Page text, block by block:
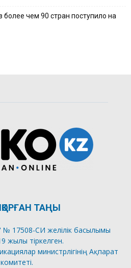
чем 90 стран поступило на
ТАҢЫ
№ 17508-СИ желілік басылымы
жылы тіркелген.
министрлігінің Ақпарат
комитеті.